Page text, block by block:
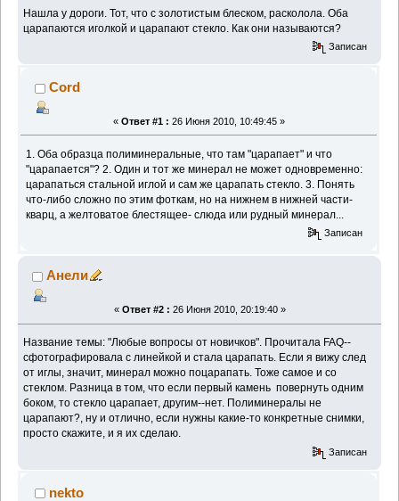
Нашла у дороги. Тот, что с золотистым блеском, расколола. Оба
царапаются иголкой и царапают стекло. Как они называются?
Записан
Cord
« Ответ #1 : 26 Июня 2010, 10:49:45 »
1. Оба образца полиминеральные, что там "царапает" и что
"царапается"? 2. Один и тот же минерал не может одновременно:
царапаться стальной иглой и сам же царапать стекло. 3. Понять
что-либо сложно по этим фоткам, но на нижнем в нижней части-
кварц, а желтоватое блестящее- слюда или рудный минерал...
Записан
Анели
« Ответ #2 : 26 Июня 2010, 20:19:40 »
Название темы: "Любые вопросы от новичков". Прочитала FAQ--
сфотографировала с линейкой и стала царапать. Если я вижу след
от иглы, значит, минерал можно поцарапать. Тоже самое и со
стеклом. Разница в том, что если первый камень повернуть одним
боком, то стекло царапает, другим--нет. Полиминералы не
царапают?, ну и отлично, если нужны какие-то конкретные снимки,
просто скажите, и я их сделаю.
Записан
nekto